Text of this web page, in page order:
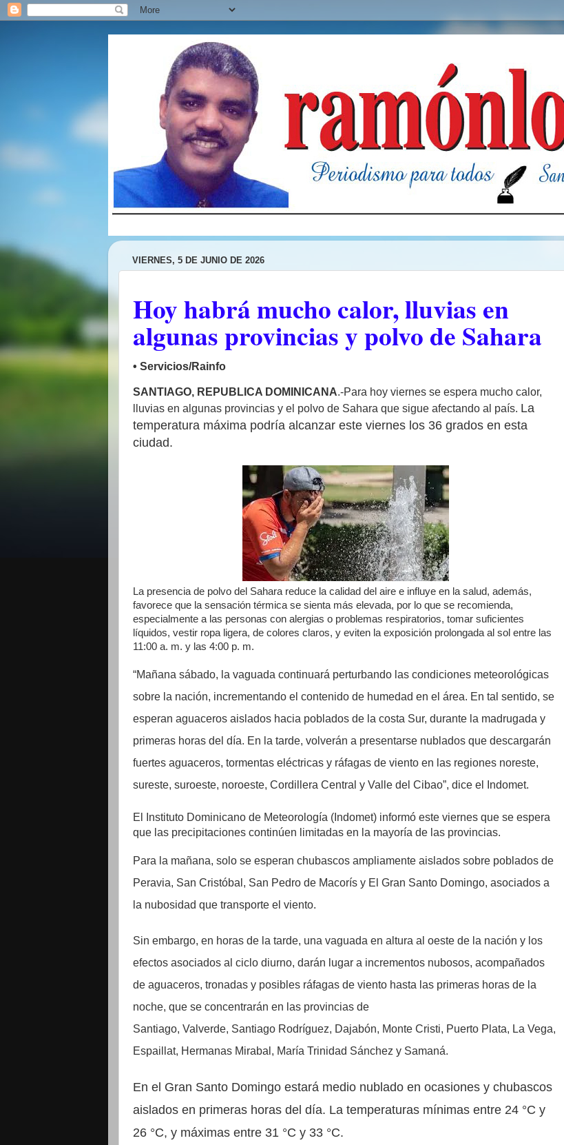
VIERNES, 5 DE JUNIO DE 2026
Hoy habrá mucho calor, lluvias en
algunas provincias y polvo de Sahara
• Servicios/Rainfo
SANTIAGO, REPUBLICA DOMINICANA.-Para hoy viernes se espera mucho calor,
lluvias en algunas provincias y el polvo de Sahara que sigue afectando al país. La
temperatura máxima podría alcanzar este viernes los 36 grados en esta
ciudad.
La presencia de polvo del Sahara reduce la calidad del aire e influye en la salud, además,
favorece que la sensación térmica se sienta más elevada, por lo que se recomienda,
especialmente a las personas con alergias o problemas respiratorios, tomar suficientes
líquidos, vestir ropa ligera, de colores claros, y eviten la exposición prolongada al sol entre las
11:00 a. m. y las 4:00 p. m.
“Mañana sábado, la vaguada continuará perturbando las condiciones meteorológicas
sobre la nación, incrementando el contenido de humedad en el área. En tal sentido, se
esperan aguaceros aislados hacia poblados de la costa Sur, durante la madrugada y
primeras horas del día. En la tarde, volverán a presentarse nublados que descargarán
fuertes aguaceros, tormentas eléctricas y ráfagas de viento en las regiones noreste,
sureste, suroeste, noroeste, Cordillera Central y Valle del Cibao”, dice el Indomet.
El Instituto Dominicano de Meteorología (Indomet) informó este viernes que se espera
que las precipitaciones continúen limitadas en la mayoría de las provincias.
Para la mañana, solo se esperan chubascos ampliamente aislados sobre poblados de
Peravia, San Cristóbal, San Pedro de Macorís y El Gran Santo Domingo, asociados a
la nubosidad que transporte el viento.
Sin embargo, en horas de la tarde, una vaguada en altura al oeste de la nación y los
efectos asociados al ciclo diurno, darán lugar a incrementos nubosos, acompañados
de aguaceros, tronadas y posibles ráfagas de viento hasta las primeras horas de la
noche, que se concentrarán en las provincias de
Santiago, Valverde, Santiago Rodríguez, Dajabón, Monte Cristi, Puerto Plata, La Vega,
Espaillat, Hermanas Mirabal, María Trinidad Sánchez y Samaná.
En el Gran Santo Domingo estará medio nublado en ocasiones y chubascos
aislados en primeras horas del día. La temperaturas mínimas entre 24 °C y
26 °C, y máximas entre 31 °C y 33 °C.